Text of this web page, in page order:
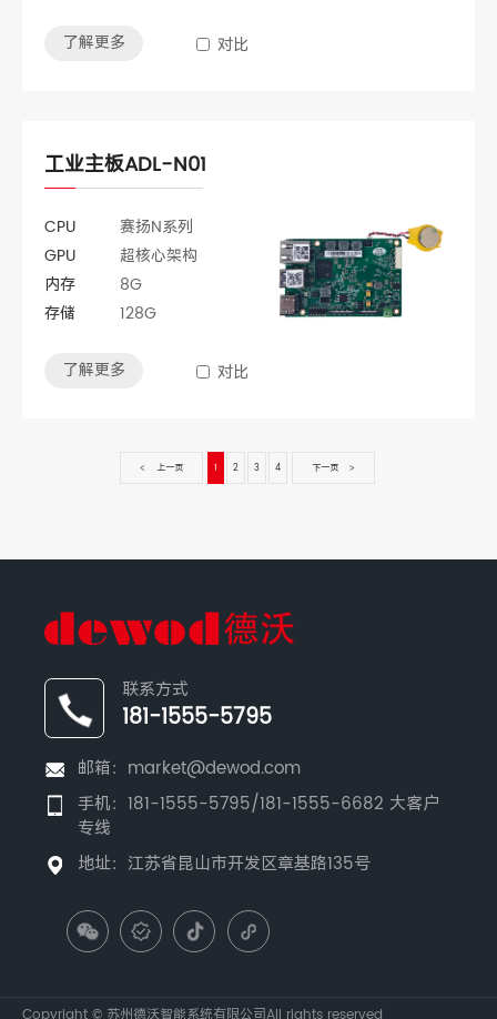
了解更多 对比
工业主板ADL-N01
CPU
赛扬N系列
GPU
超核心架构
内存
8G
存储
128G
了解更多 对比
上一页 1 2 3 4 下一页
联系方式
181-1555-5795
邮箱： market@dewod.com
手机： 181-1555-5795/181-1555-6682 大客户
专线
地址：江苏省昆山市开发区章基路135号